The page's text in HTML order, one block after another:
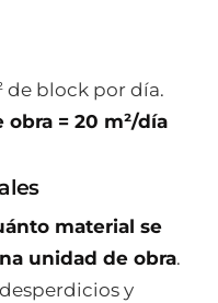
de block por día.
= 20 m²/día
material se
unidad de obra.
y